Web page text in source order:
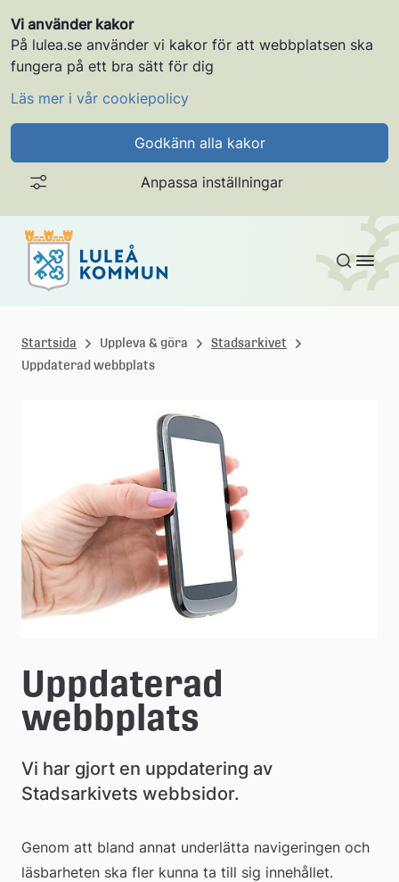
Vi använder kakor
På lulea.se använder vi kakor för att webbplatsen ska
fungera på ett bra sätt för dig
Läs mer i vår cookiepolicy
Godkänn alla kakor
Anpassa inställningar
Gå till innehållet
u
l
o
m
m
u
Startsida Uppleva & göra
Stadsarkivet
Uppdaterad webbplats
Uppdaterad
webbplats
Vi har gjort en uppdatering av
Stadsarkivets webbsidor.
Genom att bland annat underlätta navigeringen och
läsbarheten ska fler kunna ta till sig innehållet.